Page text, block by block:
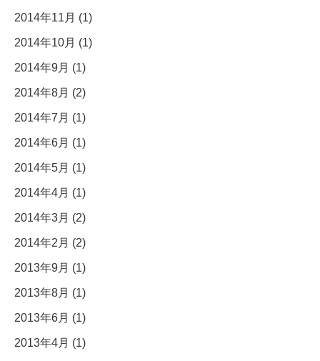
2014年11月 (1)
2014年10月 (1)
2014年9月 (1)
2014年8月 (2)
2014年7月 (1)
2014年6月 (1)
2014年5月 (1)
2014年4月 (1)
2014年3月 (2)
2014年2月 (2)
2013年9月 (1)
2013年8月 (1)
2013年6月 (1)
2013年4月 (1)